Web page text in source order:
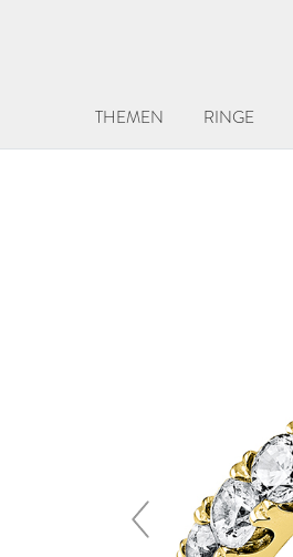
THEMEN RINGE